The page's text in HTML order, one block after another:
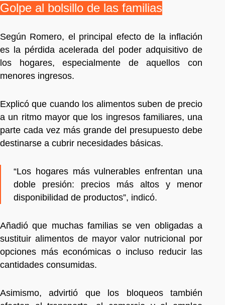
Golpe al bolsillo de las familias
Según Romero, el principal efecto de la inflación
es la pérdida acelerada del poder adquisitivo de
los hogares, especialmente de aquellos con
menores ingresos.
Explicó que cuando los alimentos suben de precio
a un ritmo mayor que los ingresos familiares, una
parte cada vez más grande del presupuesto debe
destinarse a cubrir necesidades básicas.
“Los hogares más vulnerables enfrentan una
doble presión: precios más altos y menor
disponibilidad de productos”, indicó.
Añadió que muchas familias se ven obligadas a
sustituir alimentos de mayor valor nutricional por
opciones más económicas o incluso reducir las
cantidades consumidas.
Asimismo, advirtió que los bloqueos también